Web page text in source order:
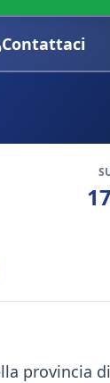
Contattaci
provincia